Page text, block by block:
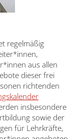
regelmäßig
aus allen
dieser frei
richtenden
insbesondere
sowie der
für Lehrkräfte,